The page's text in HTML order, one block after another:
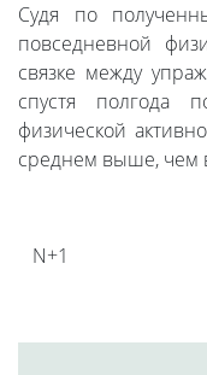
Судя по
повседневной
связке между
спустя полгода
физической
среднем выше, чем
N+1